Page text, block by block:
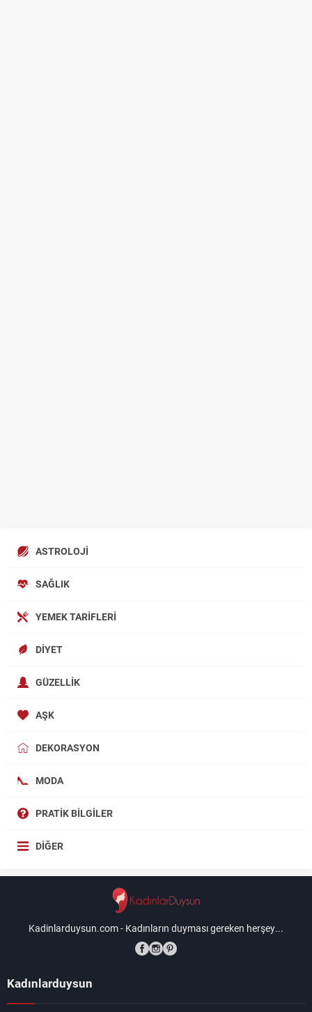
ASTROLOJI
SAĞLIK
YEMEK TARIFLERI
DIYET
GÜZELLIK
AŞK
DEKORASYON
MODA
PRATIK BILGILER
DIĞER
Kadinlarduysun.com - Kadınların duyması gereken herşey...
Kadınlarduysun